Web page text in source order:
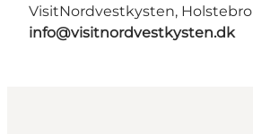
VisitNordvestkysten, Holstebro
info@visitnordvestkysten.dk